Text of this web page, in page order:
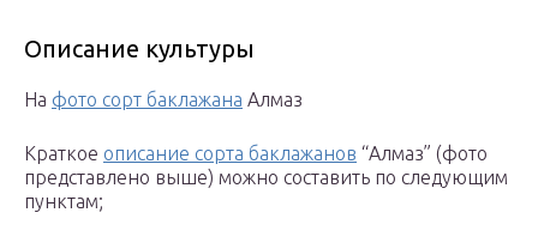
Описание культуры
На фото сорт баклажана Алмаз
Краткое описание сорта баклажанов “Алмаз” (фото
представлено выше) можно составить по следующим
пунктам;